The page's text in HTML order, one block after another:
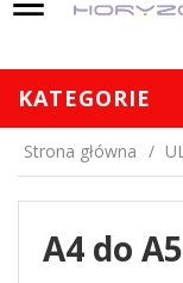
KATEGORIE
Strona główna
A4 do A5